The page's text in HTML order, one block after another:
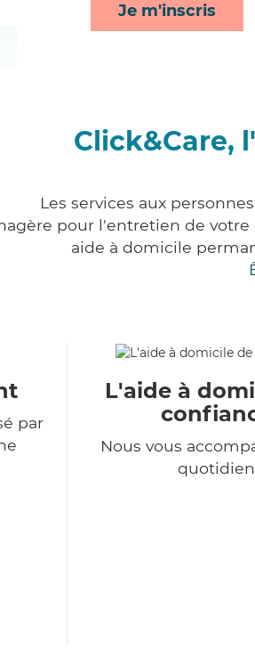
Je m'inscris
Click&Care,
Les services aux
pour l'entretien de
aide à domicile
par
L'aide à
Nous vous
quotidien